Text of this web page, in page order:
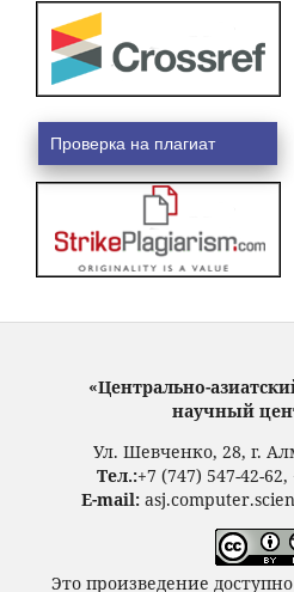
Проверка на плагиат
«Центрально-
научный
Ул. Шевченко, 28, г.
Тел.:+7 (747) 547-42-
E-mail:
Это произведение